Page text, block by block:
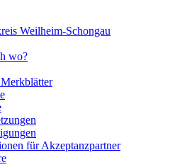
Weilheim-Schongau
wo?
für Akzeptanzpartner